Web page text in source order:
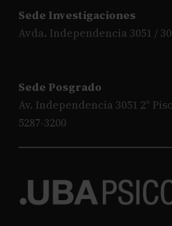
Sede Investigaciones
Avda. Independencia 3051 /
Sede Posgrado
Av. Independencia 3051 2°
5287-3200